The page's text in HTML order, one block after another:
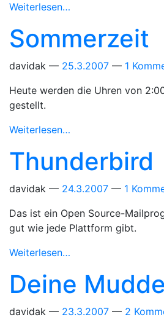
Weiterlesen…
Sommerzeit
davidak 25.3.2007
1
Heute werden die Uhren von
gestellt.
Weiterlesen…
Thunderbird
davidak 24.3.2007
1
Das ist ein Open Source-
gut wie jede Plattform gibt.
Weiterlesen…
Deine
davidak 23.3.2007 2